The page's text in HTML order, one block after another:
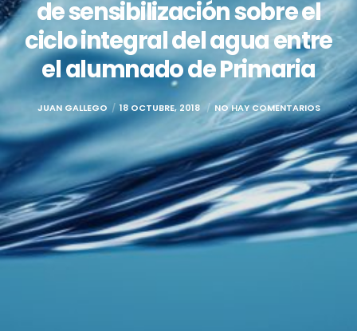
de sensibilización sobre el
ciclo integral del agua entre
el alumnado de Primaria
JUAN GALLEGO 18 OCTUBRE, 2018 NO HAY COMENTARIOS